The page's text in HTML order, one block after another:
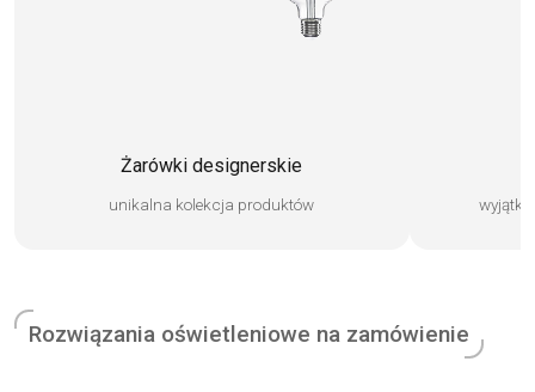
Żarówki designerskie
unikalna kolekcja produktów
Rozwiązania oświetleniowe na zamówienie